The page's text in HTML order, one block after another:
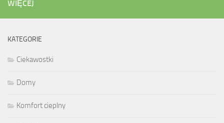
WIĘCEJ
KATEGORIE
Ciekawostki
Domy
Komfort cieplny